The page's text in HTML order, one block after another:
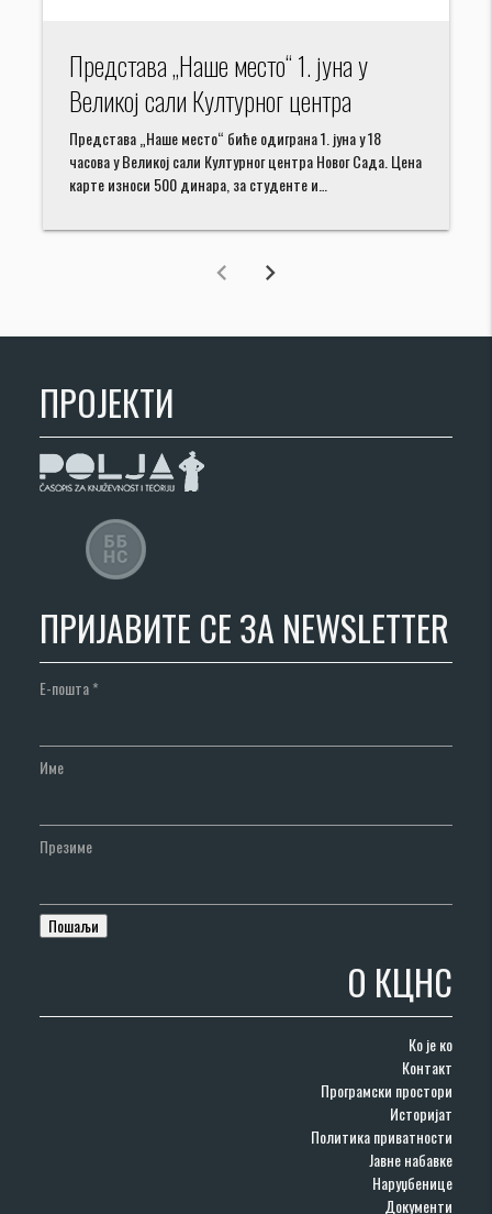
Представа „Наше место“ 1. јуна у
Великој сали Културног центра
Представа „Наше место“ биће одиграна 1. јуна у 18
часова у Великој сали Културног центра Новог Сада. Цена
карте износи 500 динара, за студенте и…
chevron_left chevron_right
ПРОЈЕКТИ
ПРИЈАВИТЕ СЕ ЗА NEWSLETTER
Е-пошта*
Име
Презиме
О КЦНС
Ко је ко
Контакт
Програмски простори
Историјат
Политика приватности
Јавне набавке
Наруџбенице
Документи